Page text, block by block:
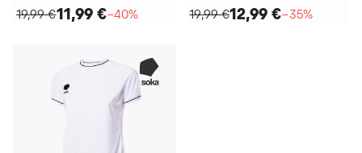
19,99 €11,99 €−40%
19,99 €12,99 €−35%